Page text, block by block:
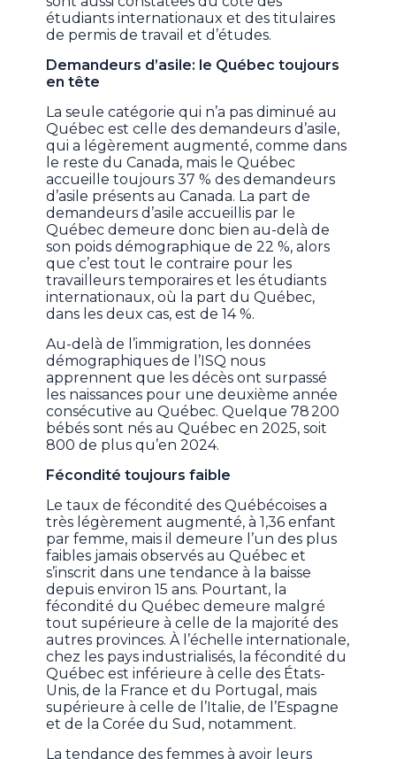
étudiants internationaux et des titulaires
de permis de travail et d’études.
Demandeurs d’asile: le Québec toujours
en tête
La seule catégorie qui n’a pas diminué au
Québec est celle des demandeurs d’asile,
qui a légèrement augmenté, comme dans
le reste du Canada, mais le Québec
accueille toujours 37 % des demandeurs
d’asile présents au Canada. La part de
demandeurs d’asile accueillis par le
Québec demeure donc bien au-delà de
son poids démographique de 22 %, alors
que c’est tout le contraire pour les
travailleurs temporaires et les étudiants
internationaux, où la part du Québec,
dans les deux cas, est de 14 %.
Au-delà de l’immigration, les données
démographiques de l’ISQ nous
apprennent que les décès ont surpassé
les naissances pour une deuxième année
consécutive au Québec. Quelque 78 200
bébés sont nés au Québec en 2025, soit
800 de plus qu’en 2024.
Fécondité toujours faible
Le taux de fécondité des Québécoises a
très légèrement augmenté, à 1,36 enfant
par femme, mais il demeure l’un des plus
faibles jamais observés au Québec et
s’inscrit dans une tendance à la baisse
depuis environ 15 ans. Pourtant, la
fécondité du Québec demeure malgré
tout supérieure à celle de la majorité des
autres provinces. À l’échelle internationale,
chez les pays industrialisés, la fécondité du
Québec est inférieure à celle des États-
Unis, de la France et du Portugal, mais
supérieure à celle de l’Italie, de l’Espagne
et de la Corée du Sud, notamment.
La tendance des femmes à avoir leurs